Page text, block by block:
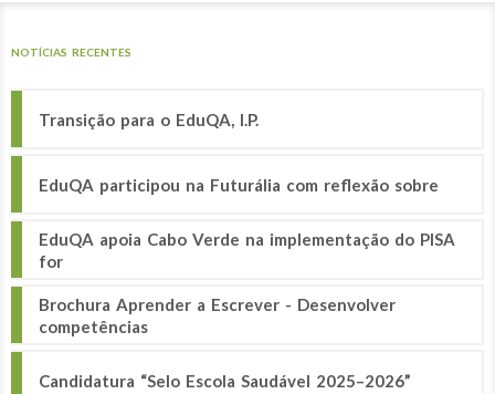
NOTÍCIAS RECENTES
Transição para o EduQA, I.P.
EduQA participou na Futurália com reflexão sobre
EduQA apoia Cabo Verde na implementação do PISA
for
Brochura Aprender a Escrever - Desenvolver
competências
Candidatura “Selo Escola Saudável 2025–2026”